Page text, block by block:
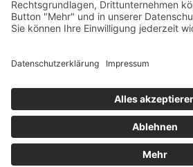
Kontakt
Pressebereich
Social Media
Datenschutz